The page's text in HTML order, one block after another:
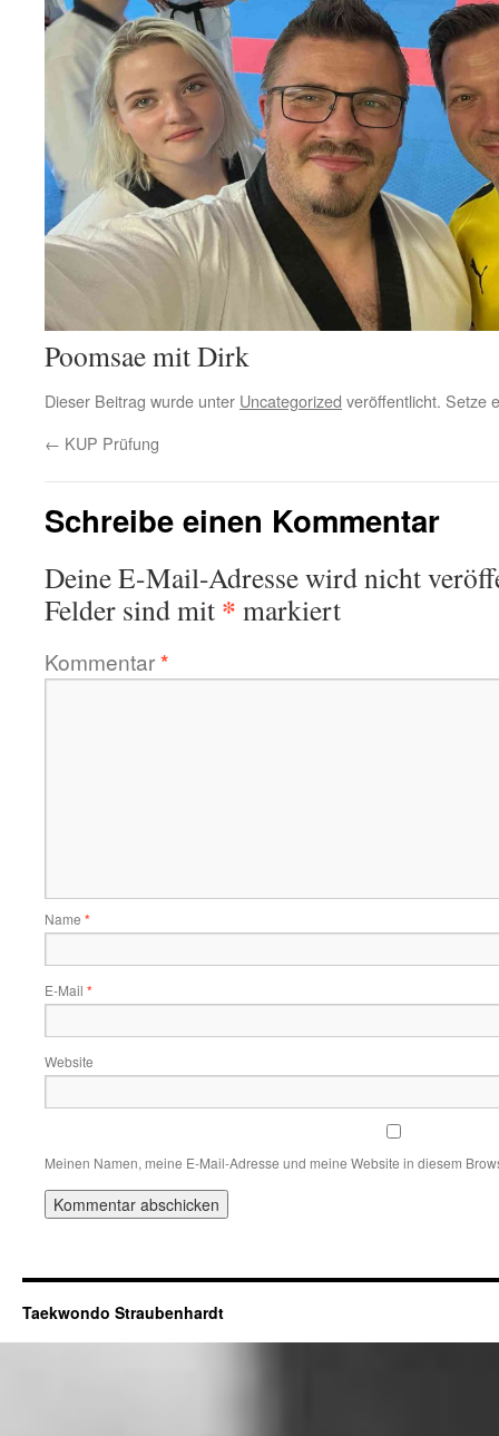
Poomsae mit Dirk
Dieser Beitrag wurde unter Uncategorized veröffentlicht. Setze
← KUP Prüfung
Schreibe einen Kommentar
Deine E-Mail-Adresse wird nicht
Felder sind mit * markiert
Kommentar*
Name *
E-Mail *
Website
Meinen Namen, meine E-Mail-Adresse und meine Website in diesem
Taekwondo Straubenhardt